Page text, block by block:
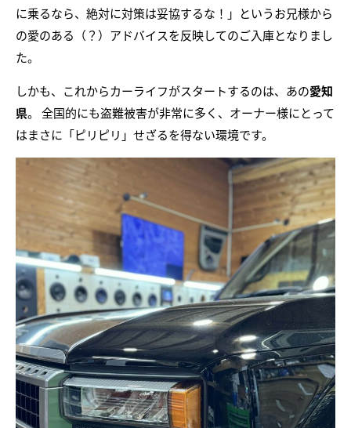
に乗るなら、絶対に対策は妥協するな！」というお兄様から
の愛のある（？）アドバイスを反映してのご入庫となりまし
た。
しかも、これからカーライフがスタートするのは、あの愛知
県。 全国的にも盗難被害が非常に多く、オーナー様にとって
はまさに「ピリピリ」せざるを得ない環境です。